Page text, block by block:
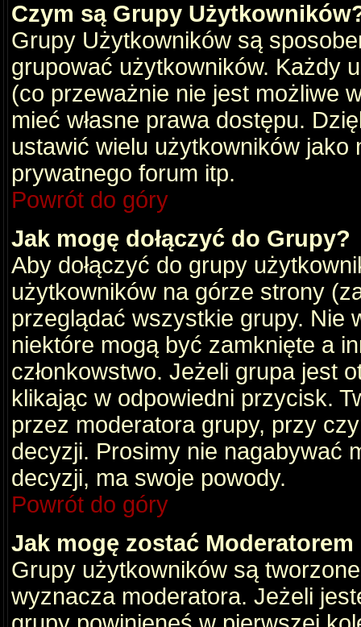
Czym są Grupy
Grupy Użytkowników są
grupować użytkowników. Każdy
(co przeważnie nie jest możliwe
mieć własne prawa dostępu.
ustawić wielu użytkowników
prywatnego forum itp.
Powrót do góry
Jak mogę dołączyć do Grupy?
Aby dołączyć do grupy
użytkowników na górze strony
przeglądać wszystkie grupy. Nie
niektóre mogą być zamknięte a
członkowstwo. Jeżeli grupa jest
klikając w odpowiedni przycisk.
przez moderatora grupy, przy
decyzji. Prosimy nie nagabywać
decyzji, ma swoje powody.
Powrót do góry
Jak mogę zostać
Grupy użytkowników są
wyznacza moderatora. Jeżeli